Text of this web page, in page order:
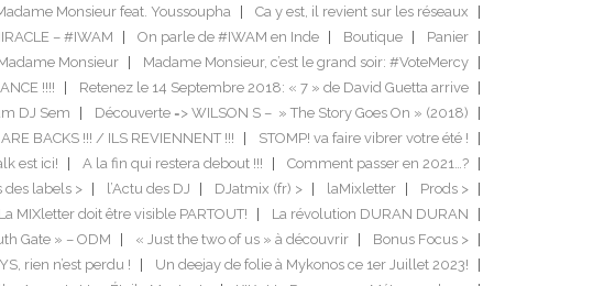
Monsieur feat. Youssoupha
Ca y est, il revient sur les réseaux
– #IWAM On parle de #IWAM en Inde Boutique
Panier
Monsieur
Madame Monsieur, c’est le grand soir: #VoteMercy
!!!!
Retenez le 14 Septembre 2018: « 7 » de David Guetta arrive
DJ Sem
Découverte => WILSON S – » The Story Goes On » (2018)
BACKS !!! / ILS REVIENNENT !!!
STOMP! va faire vibrer votre été !
est ici! A la fin qui restera debout !!!
Comment passer en 2021…?
des labels > l’Actu des DJ DJatmix (fr) > laMixletter
Prods >
La MIXletter doit être visible PARTOUT!
La révolution DURAN DURAN
Gate » – ODM « Just the two of us » à découvrir
Bonus Focus >
rien n’est perdu !
Un deejay de folie à Mykonos ce 1er Juillet 2023!